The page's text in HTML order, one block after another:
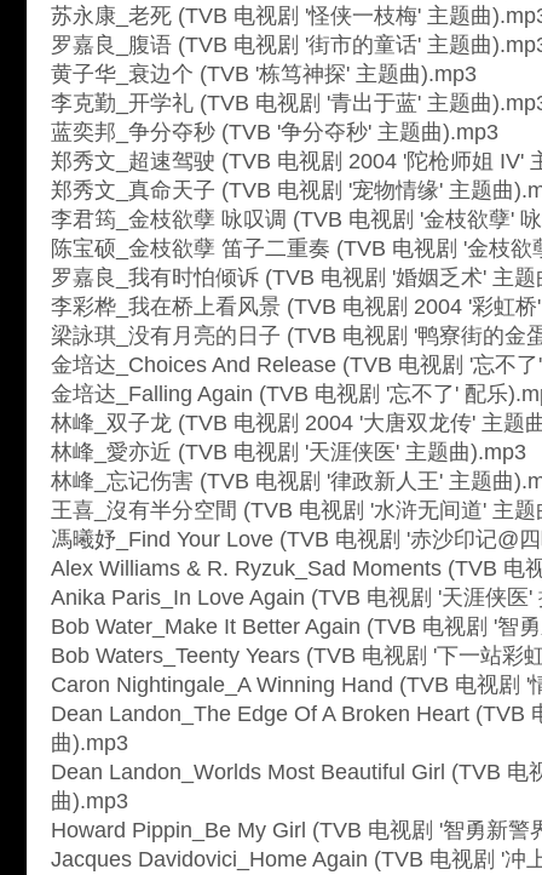
苏永康_老死 (TVB 电视剧 '怪侠一枝梅' 主题曲
罗嘉良_腹语 (TVB 电视剧 '街市的童话' 主题曲
黄子华_衰边个 (TVB '栋笃神探' 主题曲).mp3
李克勤_开学礼 (TVB 电视剧 '青出于蓝' 主题曲
蓝奕邦_争分夺秒 (TVB '争分夺秒' 主题曲).mp3
郑秀文_超速驾驶 (TVB 电视剧 2004 '陀枪师姐 IV'
郑秀文_真命天子 (TVB 电视剧 '宠物情缘' 主题曲
李君筠_金枝欲孽 咏叹调 (TVB 电视剧 '金枝欲孽'
陈宝硕_金枝欲孽 笛子二重奏 (TVB 电视剧 '金枝欲
罗嘉良_我有时怕倾诉 (TVB 电视剧 '婚姻乏术' 主题
李彩桦_我在桥上看风景 (TVB 电视剧 2004 '彩虹
梁詠琪_没有月亮的日子 (TVB 电视剧 '鸭寮街的金
金培达_Choices And Release (TVB 电视剧 '忘不
金培达_Falling Again (TVB 电视剧 '忘不了' 配乐
林峰_双子龙 (TVB 电视剧 2004 '大唐双龙传' 主题
林峰_愛亦近 (TVB 电视剧 '天涯侠医' 主题曲).mp3
林峰_忘记伤害 (TVB 电视剧 '律政新人王' 主题曲
王喜_沒有半分空間 (TVB 电视剧 '水浒无间道' 主题
馮曦妤_Find Your Love (TVB 电视剧 '赤沙印记@
Alex Williams & R. Ryzuk_Sad Moments (TVB 电
Anika Paris_In Love Again (TVB 电视剧 '天涯侠医'
Bob Water_Make It Better Again (TVB 电视剧 '智
Bob Waters_Teenty Years (TVB 电视剧 '下一站彩
Caron Nightingale_A Winning Hand (TVB 电视剧 '
Dean Landon_The Edge Of A Broken Heart (TVB
曲).mp3
Dean Landon_Worlds Most Beautiful Girl (TVB 电
曲).mp3
Howard Pippin_Be My Girl (TVB 电视剧 '智勇新警
Jacques Davidovici_Home Again (TVB 电视剧 '冲